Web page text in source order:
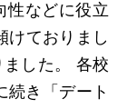
性などに役立
けておりまし
した。 各校
続き「デート